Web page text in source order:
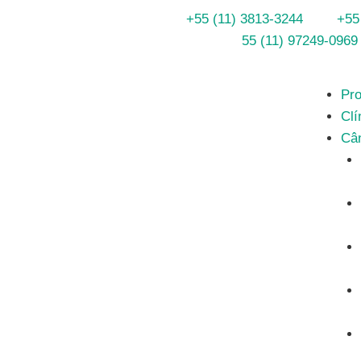
+55 (11) 3813-3244
55 (11) 97249-0969